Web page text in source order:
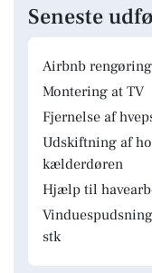
Seneste
Airbnb
Montering at TV
Fjernelse af
Udskiftning af
kælderdøren
Hjælp til
stk